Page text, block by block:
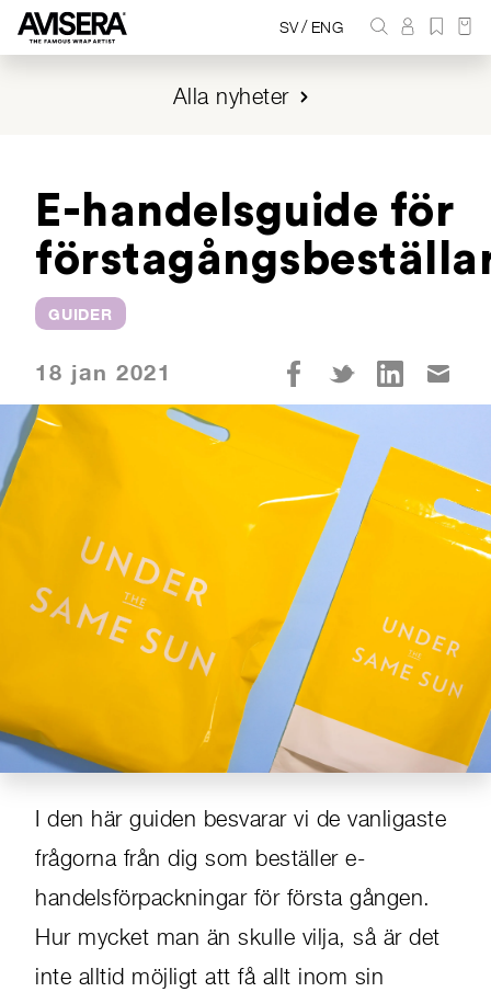
SV/ ENG
INSPIRATION
HÅLLBARHET
OM OSS
KONTAKT
Alla nyheter
E-handelsguide för
GUIDER
18 jan 2021
I den här guiden besvarar vi de vanligaste
frågorna från dig som beställer e-
handelsförpackningar för första gången.
Hur mycket man än skulle vilja, så är det
inte alltid möjligt att få allt inom sin